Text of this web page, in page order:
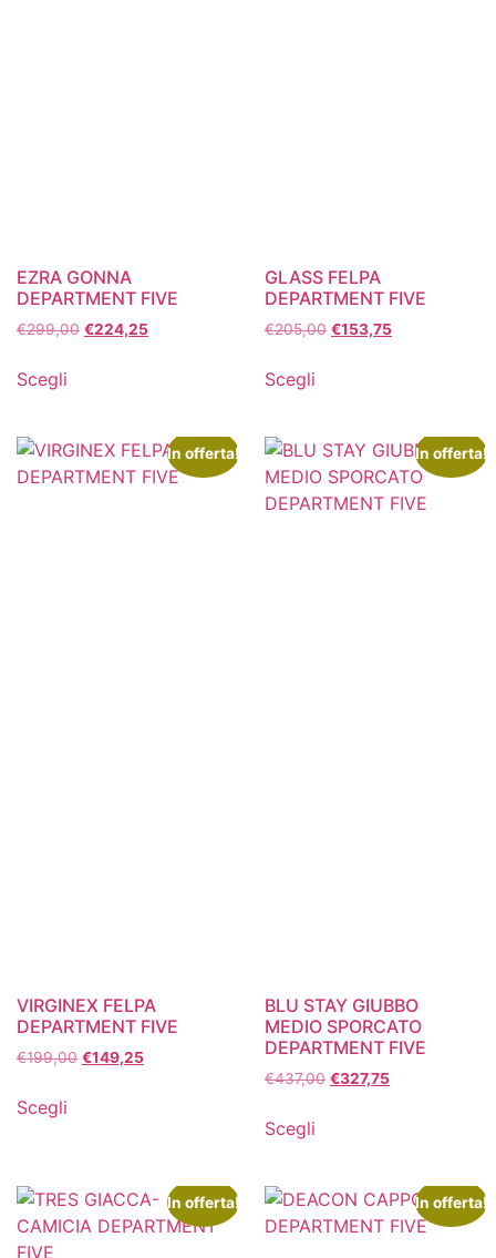
EZRA GONNA
DEPARTMENT FIVE
€299,00 €224,25
Scegli
GLASS FELPA
DEPARTMENT FIVE
€205,00 €153,75
Scegli
In offerta!
VIRGINEX FELPA
DEPARTMENT FIVE
€199,00 €149,25
Scegli
In offerta!
BLU STAY GIUBBO
MEDIO SPORCATO
DEPARTMENT FIVE
€437,00 €327,75
Scegli
In offerta! In offerta!